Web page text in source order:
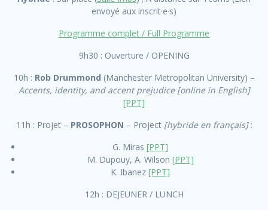
envoyé aux inscrit·e·s)
Programme complet / Full Programme
9h30 : Ouverture / OPENING
10h : Rob Drummond (Manchester Metropolitan University) –
Accents, identity, and accent prejudice [online in English]
[PPT]
11h : Projet – PROSOPHON – Project [hybride en français]:
G. Miras [PPT]
M. Dupouy, A. Wilson [PPT]
K. Ibanez [PPT]
12h : DEJEUNER / LUNCH